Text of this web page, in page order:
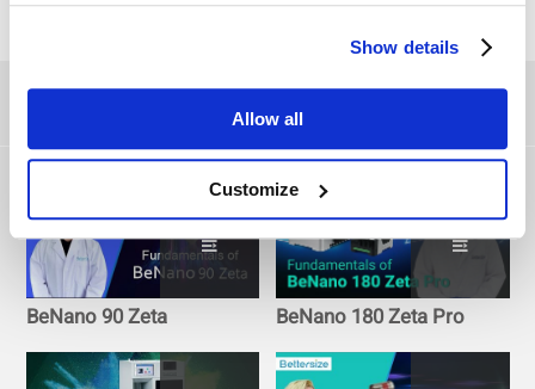
Show details
Allow all
Customize
Other Playlists
6
BeNano 90 Zeta
16
BeNano 180 Zeta Pro